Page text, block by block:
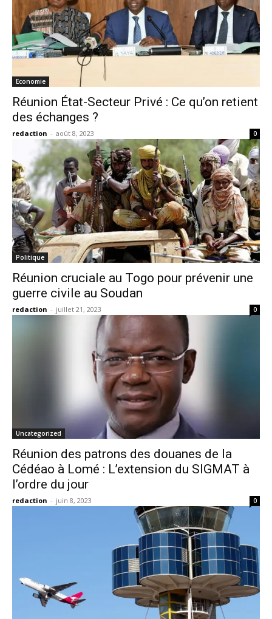
Economie
Réunion État-Secteur Privé : Ce qu’on retient
des échanges ?
redaction - août 8, 2023 0
Politique
Réunion cruciale au Togo pour prévenir une
guerre civile au Soudan
redaction - juillet 21, 2023 0
Uncategorized
Réunion des patrons des douanes de la
Cédéao à Lomé : L’extension du SIGMAT à
l’ordre du jour
redaction - juin 8, 2023 0